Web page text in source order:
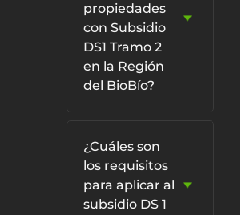
propiedades
con Subsidio
DS1 Tramo 2
en la Región
del BioBío?
¿Cuáles son
los requisitos
para aplicar al
subsidio DS 1